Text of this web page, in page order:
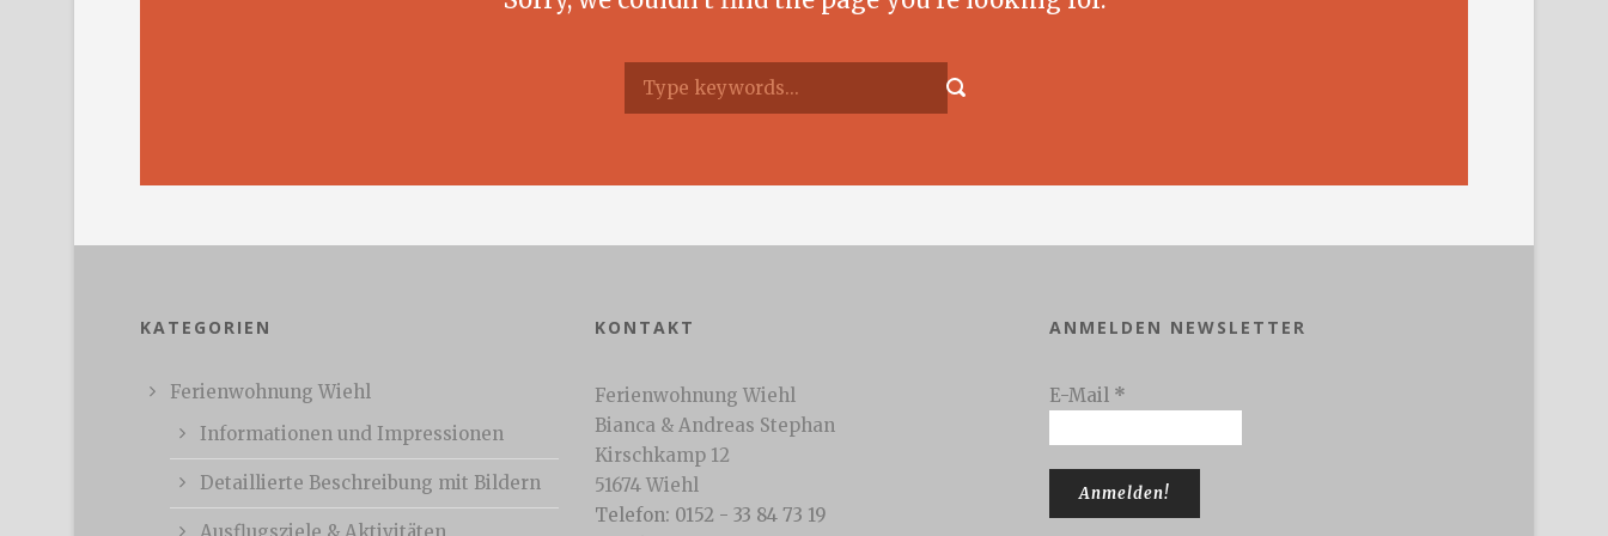
KATEGORIEN
Ferienwohnung Wiehl
Informationen und Impressionen
Detaillierte Beschreibung mit Bildern
KONTAKT
Ferienwohnung Wiehl
Bianca & Andreas Stephan
Kirschkamp 12
51674 Wiehl
Telefon: 0152 - 33 84 73 19
ANMELDEN NEWSLETTER
E-Mail *